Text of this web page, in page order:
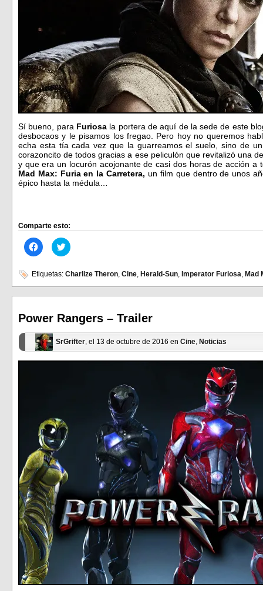
Sí bueno, para Furiosala portera de aquí de la sede de este
desbocaos y le pisamos los fregao. Pero hoy no queremos
echa esta tía cada vez que la guarreamos el suelo, sino de
corazoncito de todos gracias a ese peliculón que revitalizó una
y que era un locurón acojonante de casi dos horas de acción a
Mad Max: Furia en la Carretera, un film que dentro de unos
épico hasta la médula…
Comparte esto:
Haz
clic
en
Facebook
(Se
abre
ventana
nueva)
Haz
clic
en
(Se
abre
ventana
nueva)
Etiquetas: Charlize Theron, Cine, Herald-Sun, Imperator Furiosa, Mad
Power Rangers – Trailer
SrGrifter , el 13 de octubre de 2016 en Cine Noticias